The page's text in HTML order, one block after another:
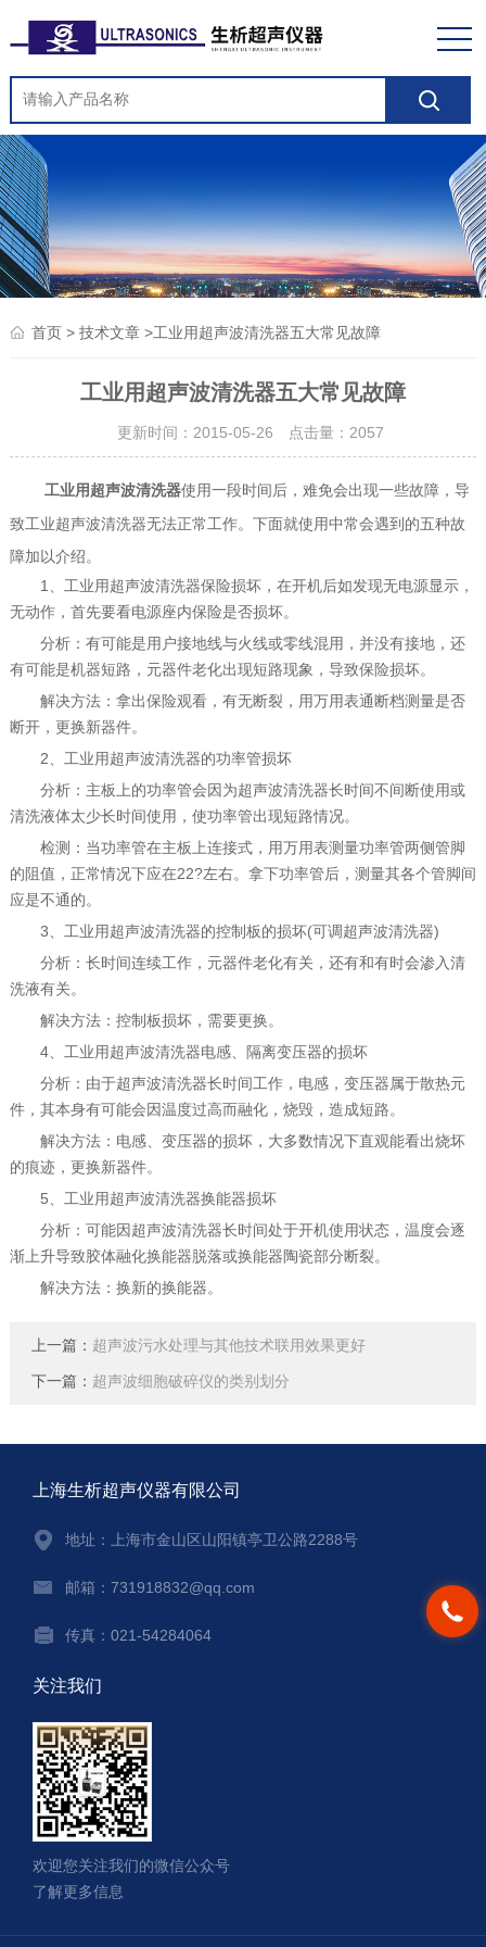
首页> 技术文章>工业用超声波清洗器五大常见故障
工业用超声波清洗器五大常见故障
更新时间：2015-05-26 点击量： 2057
工业用超声波清洗器使用一段时间后，难免会出现一些故障，导
致工业超声波清洗器无法正常工作。下面就使用中常会遇到的五种故
障加以介绍。
1、工业用超声波清洗器保险损坏，在开机后如发现无电源显示，
无动作，首先要看电源座内保险是否损坏。
分析：有可能是用户接地线与火线或零线混用，并没有接地，还
有可能是机器短路，元器件老化出现短路现象，导致保险损坏。
解决方法：拿出保险观看，有无断裂，用万用表通断档测量是否
断开，更换新器件。
2、工业用超声波清洗器的功率管损坏
分析：主板上的功率管会因为超声波清洗器长时间不间断使用或
清洗液体太少长时间使用，使功率管出现短路情况。
检测：当功率管在主板上连接式，用万用表测量功率管两侧管脚
的阻值，正常情况下应在22?左右。拿下功率管后，测量其各个管脚间
应是不通的。
3、工业用超声波清洗器的控制板的损坏(可调超声波清洗器)
分析：长时间连续工作，元器件老化有关，还有和有时会渗入清
洗液有关。
解决方法：控制板损坏，需要更换。
4、工业用超声波清洗器电感、隔离变压器的损坏
分析：由于超声波清洗器长时间工作，电感，变压器属于散热元
件，其本身有可能会因温度过高而融化，烧毁，造成短路。
解决方法：电感、变压器的损坏，大多数情况下直观能看出烧坏
的痕迹，更换新器件。
5、工业用超声波清洗器换能器损坏
分析：可能因超声波清洗器长时间处于开机使用状态，温度会逐
渐上升导致胶体融化换能器脱落或换能器陶瓷部分断裂。
解决方法：换新的换能器。
上一篇： 超声波污水处理与其他技术联用效果更好
下一篇： 超声波细胞破碎仪的类别划分
上海生析超声仪器有限公司
地址：上海市金山区山阳镇亭卫公路2288号
邮箱：731918832@qq.com
传真：021-54284064
关注我们
欢迎您关注我们的微信公众号
了解更多信息